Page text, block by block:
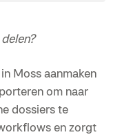
Moss aanmaken
om naar
dossiers te
en zorgt